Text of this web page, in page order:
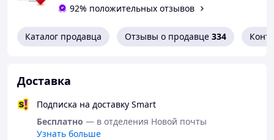
Свадебный банкет начнется в 17.00 в ресторане
С уважением, Максим и Марина
1. Дорогие папа и мама!
3. Дорогой Виталий!
4. Любимая бабушка!
92% положительных отзывов
Каталог продавца Отзывы о продавце 334
Доставка
Подписка на доставку Smart
Бесплатно — в отделения Новой почты
Узнать больше